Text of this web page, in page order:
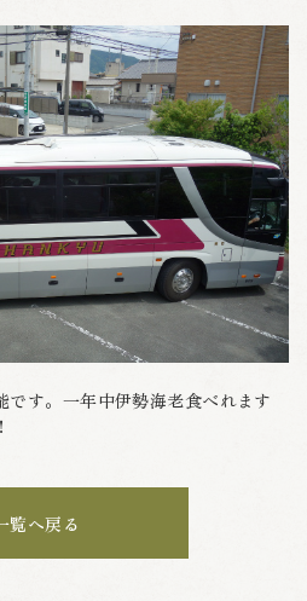
す。一年中伊勢海老食べれます
覧へ戻る